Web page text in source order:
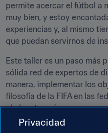
permite acercar el fútbol a
muy bien, y estoy
experiencias y, al mismo
que puedan servirnos de
Este taller es un paso más
sólida red de expertos de
manera, implementar los
filosofía de la FIFA en las
el planeta, así como para
deporte rey tanto
Privacidad